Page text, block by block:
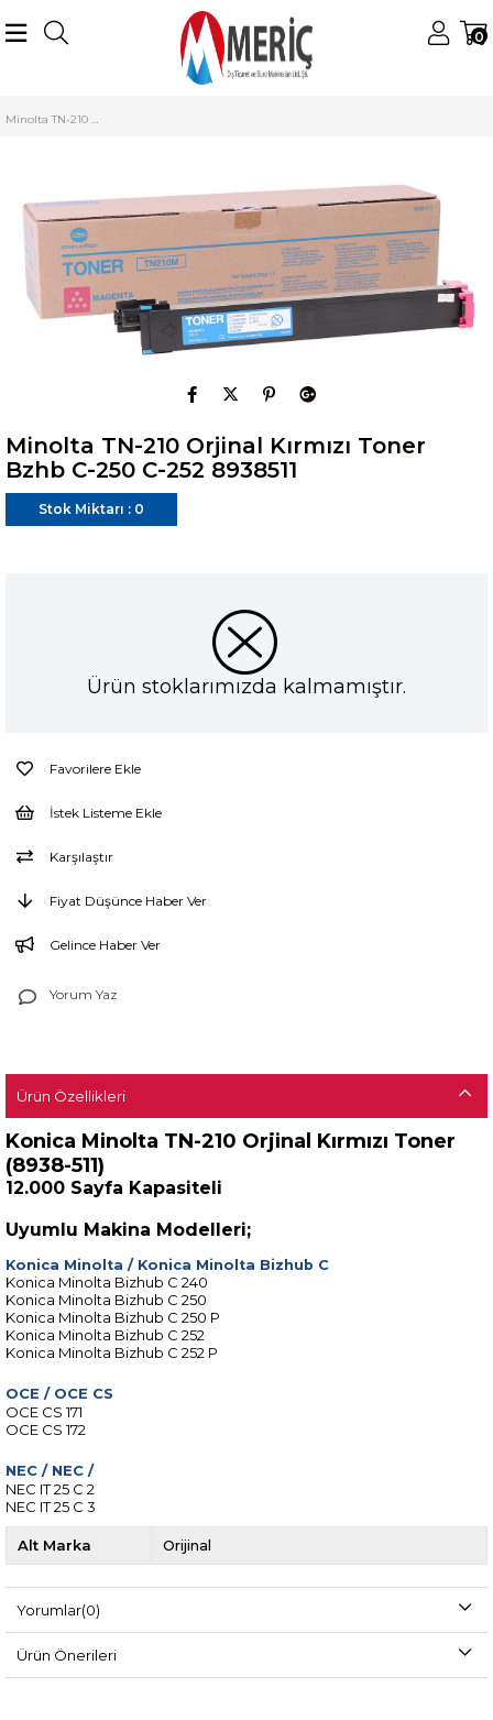
0
Minolta Renkli Tonerler
Minolta TN-210 Orjinal Kırmızı Toner Bzhb C-250 C-252 8938511
Minolta TN-210 Orjinal Kırmızı Toner
Bzhb C-250 C-252 8938511
Stok Miktarı : 0
Ürün stoklarımızda kalmamıştır.
Favorilere Ekle
İstek Listeme Ekle
Karşılaştır
Fiyat Düşünce Haber Ver
Gelince Haber Ver
Yorum Yaz
Ürün Özellikleri
Konica Minolta TN-210 Orjinal Kırmızı Toner
(8938-511)
12.000 Sayfa Kapasiteli
Uyumlu Makina Modelleri;
Konica Minolta / Konica Minolta Bizhub C
Konica Minolta Bizhub C 240
Konica Minolta Bizhub C 250
Konica Minolta Bizhub C 250 P
Konica Minolta Bizhub C 252
Konica Minolta Bizhub C 252 P
OCE / OCE CS
OCE CS 171
OCE CS 172
NEC / NEC /
NEC IT 25 C 2
NEC IT 25 C 3
Alt Marka Orijinal
Yorumlar(0)
Ürün Önerileri